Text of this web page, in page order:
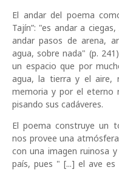
El andar del poema
Tajín”: "es andar a
andar pasos de arena,
agua, sobre nada" (p.
un espacio que por
agua, la tierra y el aire,
memoria y por el eterno
pisando sus cadáveres.
El poema construye un
nos provee una
con una imagen ruinosa
país, pues " [...] el ave